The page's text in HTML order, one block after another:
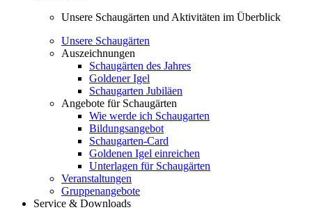
Unsere Schaugärten und Aktivitäten im Überblick
Unsere Schaugärten
Auszeichnungen
Schaugärten des Jahres
Goldener Igel
Schaugarten Jubiläen
Angebote für Schaugärten
Wie werde ich Schaugarten
Bildungsangebot
Schaugarten-Card
Goldenen Igel einreichen
Unterlagen für Schaugärten
Veranstaltungen
Gruppenangebote
Service & Downloads